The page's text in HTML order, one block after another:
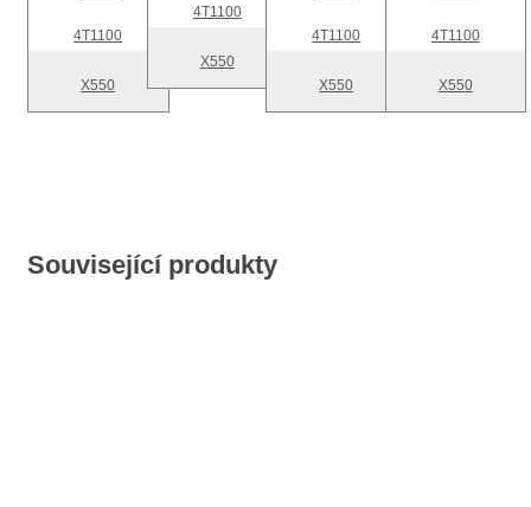
4T1100
X550
4T1100
X550
4T1100
X550
4T1100
X550
Související produkty